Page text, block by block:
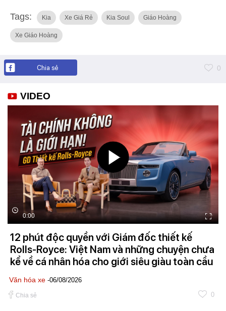
Tags: Kia Xe Giá Rẻ Kia Soul Giáo Hoàng
Xe Giáo Hoàng
Chia sẻ 0
VIDEO
0:00
12 phút độc quyền với Giám đốc thiết kế
Rolls-Royce: Việt Nam và những chuyện chưa
kể về cá nhân hóa cho giới siêu giàu toàn cầu
Văn hóa xe -06/08/2026
Chia sẻ 0